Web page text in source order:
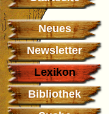
Neues
Newsletter
Lexikon
Bibliothek